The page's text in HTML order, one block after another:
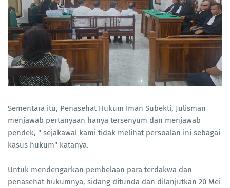
Sementara itu, Penasehat Hukum Iman Subekti, Julisman
menjawab pertanyaan hanya tersenyum dan menjawab
pendek, " sejakawal kami tidak melihat persoalan ini sebagai
kasus hukum" katanya.
Untuk mendengarkan pembelaan para terdakwa dan
penasehat hukumnya, sidang ditunda dan dilanjutkan 20 Mei